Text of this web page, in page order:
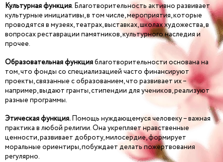
Культурная функция. Благотворительность активно развивает
культурные инициативы, в том числе, мероприятия, которые
проводятся в музеях, театрах, выставках, школах художества, в
вопросах реставрации памятников, культурного наследия и
прочее.
Образовательная функцияблаготворительности основана на
том, что фонды со специализацией часто финансируют
проекты, связанные с образованием, что развивает их –
например, выдают гранты, стипендии для учеников, реализуют
разные программы.
Этическая функция.Помощь нуждающемуся человеку – важная
практика в любой религии. Она укрепляет нравственные
ценности, развивает доброту, милосердие, формирует
моральные ориентиры, побуждает делать пожертвования
регулярно.